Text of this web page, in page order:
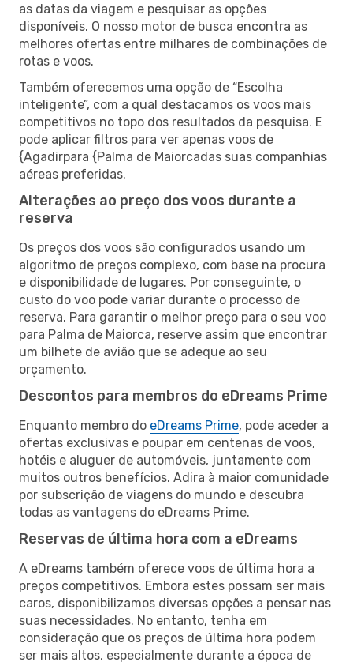
as datas da viagem e pesquisar as opções
disponíveis. O nosso motor de busca encontra as
melhores ofertas entre milhares de combinações de
rotas e voos.
Também oferecemos uma opção de “Escolha
inteligente”, com a qual destacamos os voos mais
competitivos no topo dos resultados da pesquisa. E
pode aplicar filtros para ver apenas voos de
{Agadirpara {Palma de Maiorcadas suas companhias
aéreas preferidas.
Alterações ao preço dos voos durante a
reserva
Os preços dos voos são configurados usando um
algoritmo de preços complexo, com base na procura
e disponibilidade de lugares. Por conseguinte, o
custo do voo pode variar durante o processo de
reserva. Para garantir o melhor preço para o seu voo
para Palma de Maiorca, reserve assim que encontrar
um bilhete de avião que se adeque ao seu
orçamento.
Descontos para membros do eDreams Prime
Enquanto membro do eDreams Prime, pode aceder a
ofertas exclusivas e poupar em centenas de voos,
hotéis e aluguer de automóveis, juntamente com
muitos outros benefícios. Adira à maior comunidade
por subscrição de viagens do mundo e descubra
todas as vantagens do eDreams Prime.
Reservas de última hora com a eDreams
A eDreams também oferece voos de última hora a
preços competitivos. Embora estes possam ser mais
caros, disponibilizamos diversas opções a pensar nas
suas necessidades. No entanto, tenha em
consideração que os preços de última hora podem
ser mais altos, especialmente durante a época de